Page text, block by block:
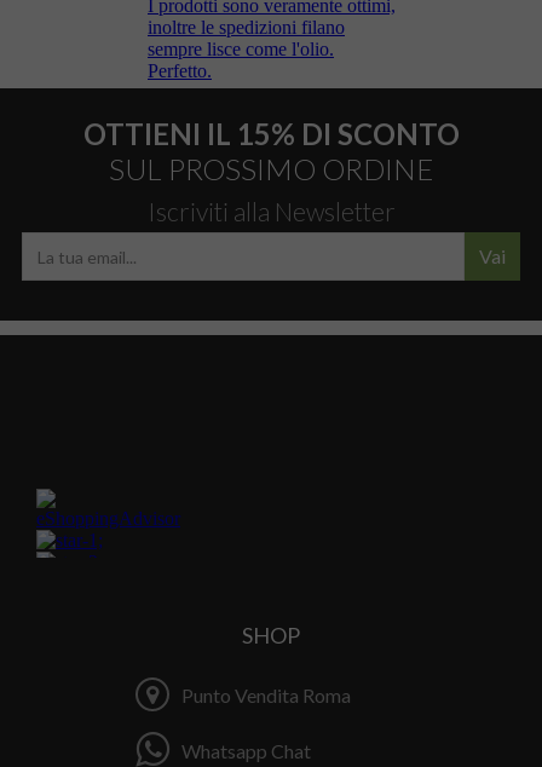
OTTIENI IL 15% DI SCONTO
SUL PROSSIMO ORDINE
Iscriviti alla Newsletter
Vai
SHOP
Punto Vendita Roma
Whatsapp Chat